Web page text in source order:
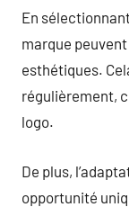
En
marque
esthétiques.
régulièrement,
logo.
De plus,
opportunité